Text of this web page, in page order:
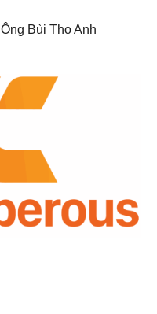
Ông Bùi Thọ Anh